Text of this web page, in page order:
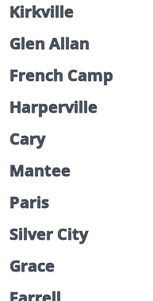
Kirkville
Glen Allan
French Camp
Harperville
Cary
Mantee
Paris
Silver City
Grace